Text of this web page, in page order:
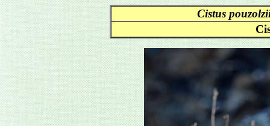
Cistus